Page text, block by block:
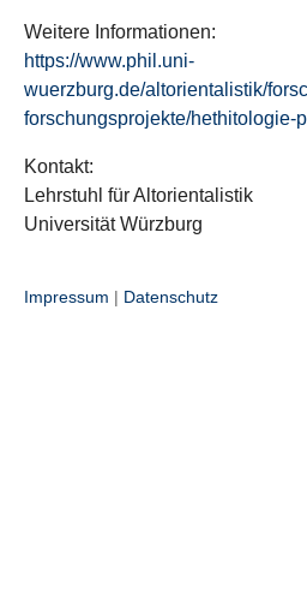
Weitere Informationen:
https://www.phil.uni-
wuerzburg.de/altorientalistik/
forschungsprojekte/hethitologie-
Kontakt:
Lehrstuhl für Altorientalistik
Universität Würzburg
Impressum | Datenschutz